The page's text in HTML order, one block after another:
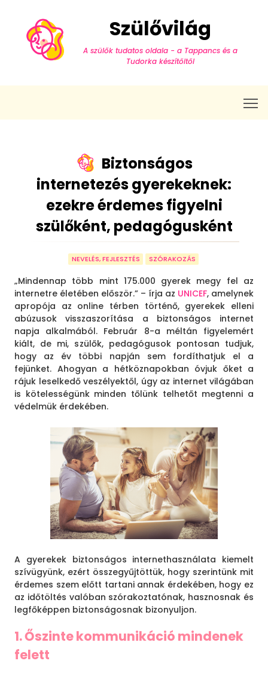
Szülővilág
A szülők tudatos oldala - a Tappancs és a
Tudorka készítőitől
Biztonságos
internetezés gyerekeknek:
ezekre érdemes figyelni
szülőként, pedagógusként
NEVELÉS, FEJLESZTÉS SZÓRAKOZÁS
„Mindennap több mint 175.000 gyerek megy fel az
internetre életében először.” – írja az UNICEF, amelynek
apropója az online térben történő, gyerekek elleni
abúzusok visszaszorítása a biztonságos internet
napja alkalmából. Február 8-a méltán figyelemért
kiált, de mi, szülők, pedagógusok pontosan tudjuk,
hogy az év többi napján sem fordíthatjuk el a
fejünket. Ahogyan a hétköznapokban óvjuk őket a
rájuk leselkedő veszélyektől, úgy az internet világában
is kötelességünk minden tőlünk telhetőt megtenni a
védelmük érdekében.
A gyerekek biztonságos internethasználata kiemelt
szívügyünk, ezért összegyűjtöttük, hogy szerintünk mit
érdemes szem előtt tartani annak érdekében, hogy ez
az időtöltés valóban szórakoztatónak, hasznosnak és
legfőképpen biztonságosnak bizonyuljon.
1. Őszinte kommunikáció mindenek
felett